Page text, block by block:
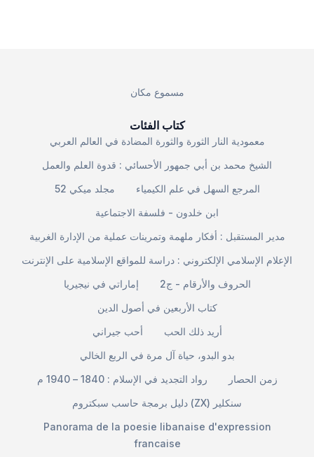
مسموع مكان
كتاب الفئات
معمودية النار الثورة والثورة المضادة في العالم العربي
الشيخ محمد بن أبي جمهور الأحسائي : قدوة العلم والعمل
مجلد ميكي 52
المرجع السهل في علم الكيمياء
ابن خلدون - فلسفة الاجتماعية
مدير المستقبل : أفكار ملهمة وتمرينات عملية من الإدارة الغربية
الإعلام الإسلامي الإلكتروني : دراسة للمواقع الإسلامية على الإنترنت
إماراتي في نيجيريا
الحروف والأرقام - ج2
كتاب الأربعين في أصول الدين
أحب جيراني
أريد ذلك الحب
بدو البدو، حياة آل مرة في الربع الخالي
رواد التجديد في الإسلام : 1840 – 1940 م
زمن الحصار
دليل برمجة حاسب سبكتروم (ZX) سنكلير
Panorama de la poesie libanaise d'expression
francaise